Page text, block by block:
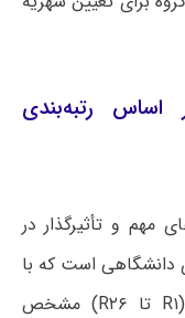
اساس رتبه‌بندی
مهم و تأثیرگذار در
دانشگاهی است که با
نماد «R» و در بازه بیست‌وشش‌گانه (R۱ تا R۲۶) مشخص